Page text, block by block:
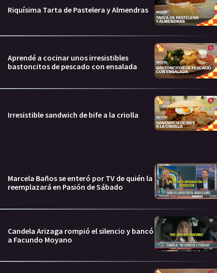
Riquísima Tarta de Pastelera y Almendras
Aprendé a cocinar unos irresistibles
bastoncitos de pescado con ensalada
Irresistible sandwich de bife a la criolla
Marcela Baños se enteró por TV de quién la
reemplazará en Pasión de Sábado
Candela Arizaga rompió el silencio y bancó
a Facundo Moyano